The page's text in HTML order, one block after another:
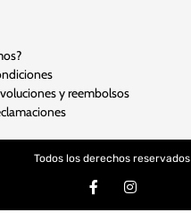
y reembolsos
Todos los derechos reservados